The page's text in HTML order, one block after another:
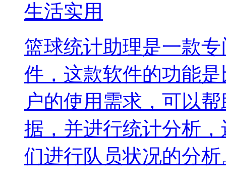
生活实用
篮球统计助理是一款
件，这款软件的功能
户的使用需求，可以
据，并进行统计分析
们进行队员状况的分析